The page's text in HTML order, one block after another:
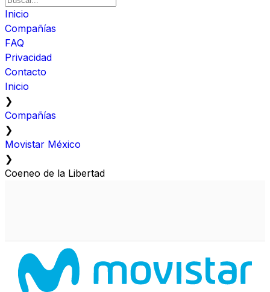
Inicio
Compañías
FAQ
Privacidad
Contacto
Inicio
❯
Compañías
❯
Movistar México
❯
Coeneo de la Libertad